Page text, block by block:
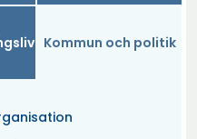
Kommun och politik